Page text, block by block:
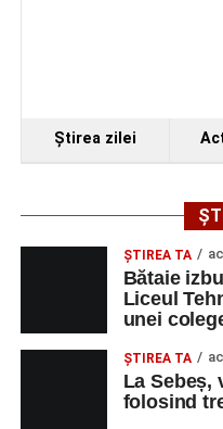
Ştirea zilei
ŞTIREA TA
Bătaie
Liceul
unei
ŞTIREA TA
La Sebeș,
folosind